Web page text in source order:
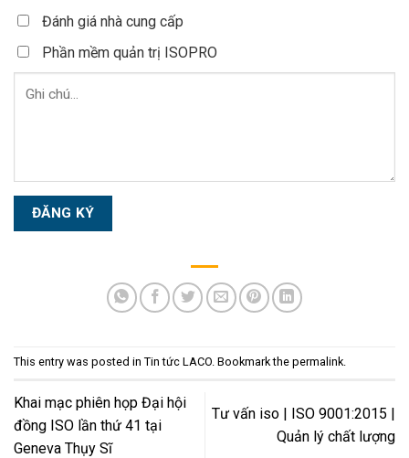
Đánh giá nhà cung cấp
Phần mềm quản trị ISOPRO
This entry was posted in Tin tức LACO. Bookmark the permalink.
Khai mạc phiên họp Đại hội
đồng ISO lần thứ 41 tại
Geneva Thụy Sĩ
Tư vấn iso | ISO 9001:2015 |
Quản lý chất lượng